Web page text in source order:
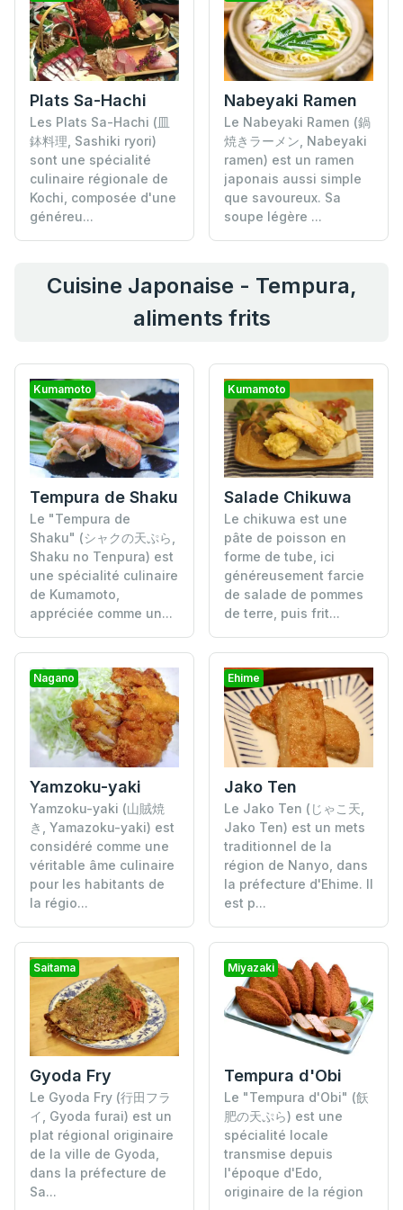
Plats Sa-Hachi
Les Plats Sa-Hachi (皿
鉢料理, Sashiki ryori)
sont une spécialité
culinaire régionale de
Kochi, composée d'une
généreu...
Nabeyaki Ramen
Le Nabeyaki Ramen (鍋
焼きラーメン, Nabeyaki
ramen) est un ramen
japonais aussi simple
que savoureux. Sa
soupe légère ...
Cuisine Japonaise - Tempura,
aliments frits
Kumamoto
Tempura de Shaku
Le "Tempura de
Shaku" (シャクの天ぷら,
Shaku no Tenpura) est
une spécialité culinaire
de Kumamoto,
appréciée comme un...
Kumamoto
Salade Chikuwa
Le chikuwa est une
pâte de poisson en
forme de tube, ici
généreusement farcie
de salade de pommes
de terre, puis frit...
Nagano
Yamzoku-yaki
Yamzoku-yaki (山賊焼
き, Yamazoku-yaki) est
considéré comme une
véritable âme culinaire
pour les habitants de
la régio...
Ehime
Jako Ten
Le Jako Ten (じゃこ天,
Jako Ten) est un mets
traditionnel de la
région de Nanyo, dans
la préfecture d'Ehime. Il
est p...
Saitama
Gyoda Fry
Le Gyoda Fry (行田フラ
イ, Gyoda furai) est un
plat régional originaire
de la ville de Gyoda,
dans la préfecture de
Sa...
Miyazaki
Tempura d'Obi
Le "Tempura d'Obi" (飫
肥の天ぷら) est une
spécialité locale
transmise depuis
l'époque d'Edo,
originaire de la région